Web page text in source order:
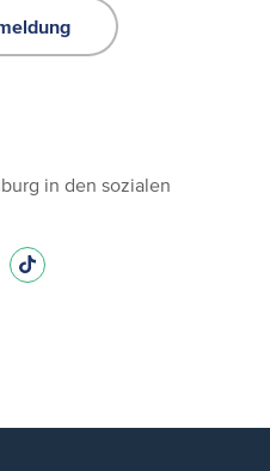
in den sozialen